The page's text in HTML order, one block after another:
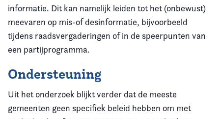
informatie. Dit kan namelijk leiden tot het (onbewust)
meevaren op mis-of desinformatie, bijvoorbeeld
tijdens raadsvergaderingen of in de speerpunten van
een partijprogramma.
Ondersteuning
Uit het onderzoek blijkt verder dat de meeste
gemeenten geen specifiek beleid hebben om met